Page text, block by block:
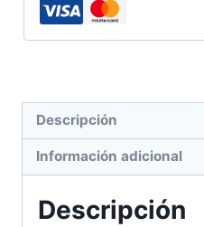
Descripción
Información adicional
Descripción